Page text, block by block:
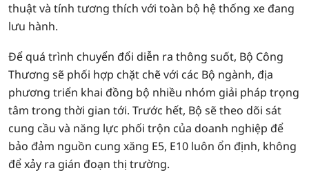
thuật và tính tương thích với toàn bộ hệ thống xe đang
lưu hành.
Để quá trình chuyển đổi diễn ra thông suốt, Bộ Công
Thương sẽ phối hợp chặt chẽ với các Bộ ngành, địa
phương triển khai đồng bộ nhiều nhóm giải pháp trọng
tâm trong thời gian tới. Trước hết, Bộ sẽ theo dõi sát
cung cầu và năng lực phối trộn của doanh nghiệp để
bảo đảm nguồn cung xăng E5, E10 luôn ổn định, không
để xảy ra gián đoạn thị trường.